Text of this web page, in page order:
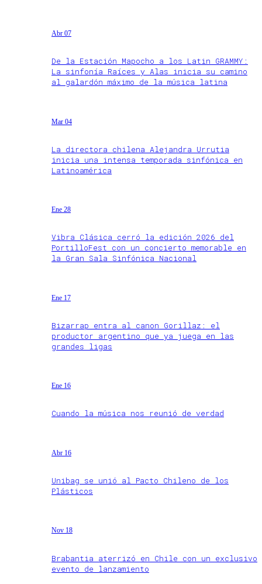
Abr 07
De la Estación Mapocho a los Latin GRAMMY:
La sinfonía Raíces y Alas inicia su camino
al galardón máximo de la música latina
Mar 04
La directora chilena Alejandra Urrutia
inicia una intensa temporada sinfónica en
Latinoamérica
Ene 28
Vibra Clásica cerró la edición 2026 del
PortilloFest con un concierto memorable en
la Gran Sala Sinfónica Nacional
Ene 17
Bizarrap entra al canon Gorillaz: el
productor argentino que ya juega en las
grandes ligas
Ene 16
Cuando la música nos reunió de verdad
Abr 16
Unibag se unió al Pacto Chileno de los
Plásticos
Nov 18
Brabantia aterrizó en Chile con un exclusivo
evento de lanzamiento